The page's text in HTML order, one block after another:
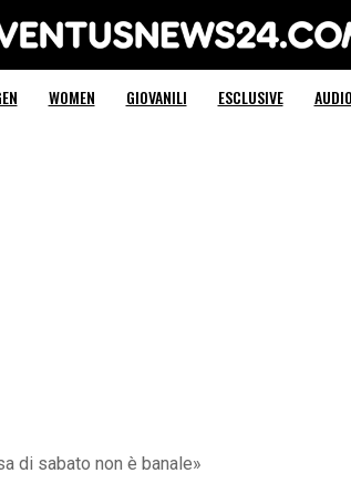
Juventus News 24
WOMEN GIOVANILI ESCLUSIVE
di sabato non è banale»